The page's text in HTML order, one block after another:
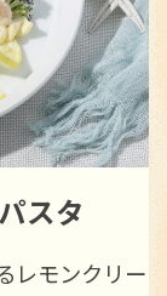
ゥイユ
がぎゅっと詰ま